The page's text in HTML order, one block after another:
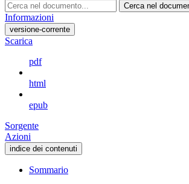
Cerca nel
Informazioni
versione-corrente
Scarica
pdf
html
epub
Sorgente
Azioni
indice dei contenuti
Sommario